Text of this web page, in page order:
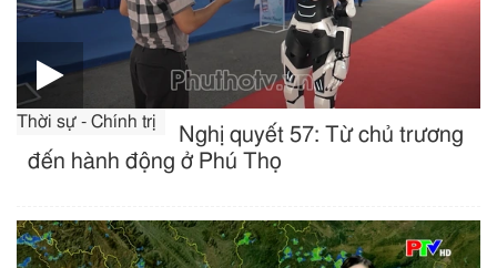
Thời sự - Chính trị
Nghị quyết 57: Từ chủ trương
đến hành động ở Phú Thọ